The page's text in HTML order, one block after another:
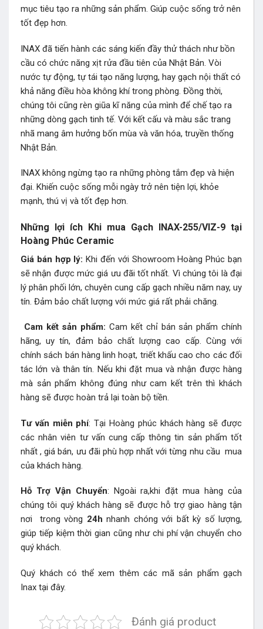
mục tiêu tạo ra những sản phẩm. Giúp cuộc sống trở nên
tốt đẹp hơn.
INAX đã tiến hành các sáng kiến đầy thử thách như bồn
cầu có chức năng xịt rửa đầu tiên của Nhật Bản. Vòi
nước tự động, tự tái tạo năng lượng, hay gạch nội thất có
khả năng điều hòa không khí trong phòng. Đồng thời,
chúng tôi cũng rèn giũa kĩ năng của mình để chế tạo ra
những dòng gạch tinh tế. Với kết cấu và màu sắc trang
nhã mang âm hưởng bốn mùa và văn hóa, truyền thống
Nhật Bản.
INAX không ngừng tạo ra những phòng tắm đẹp và hiện
đại. Khiến cuộc sống mỗi ngày trở nên tiện lợi, khỏe
mạnh, thú vị và tốt đẹp hơn.
Những lợi ích Khi mua Gạch INAX-255/VIZ-9 tại
Hoàng Phúc Ceramic
Giá bán hợp lý:Khi đến với Showroom Hoàng Phúc bạn
sẽ nhận được mức giá ưu đãi tốt nhất. Vì chúng tôi là đại
lý phân phối lớn, chuyên cung cấp gạch nhiều năm nay, uy
tín. Đảm bảo chất lượng với mức giá rất phải chăng.
Cam kết sản phẩm: Cam kết chỉ bán sản phẩm chính
hãng, uy tín, đảm bảo chất lượng cao cấp. Cùng với
chính sách bán hàng linh hoạt, triết khấu cao cho các đối
tác lớn và thân tín. Nếu khi đặt mua và nhận được hàng
mà sản phẩm không đúng như cam kết trên thì khách
hàng sẽ được hoàn trả lại toàn bộ tiền.
Tư vấn miễn phí: Tại Hoàng phúc khách hàng sẽ được
các nhân viên tư vấn cung cấp thông tin sản phẩm tốt
nhất , giá bán, ưu đãi phù hợp nhất với từng nhu cầu mua
của khách hàng.
Hỗ Trợ Vận Chuyển: Ngoài ra,khi đặt mua hàng của
chúng tôi quý khách hàng sẽ được hỗ trợ giao hàng tận
nơi trong vòng 24h nhanh chóng với bất kỳ số lượng,
giúp tiếp kiệm thời gian cũng như chi phí vận chuyển cho
quý khách.
Quý khách có thể xem thêm các mã sản phẩm gạch
Inax tại đây.
Đánh giá product